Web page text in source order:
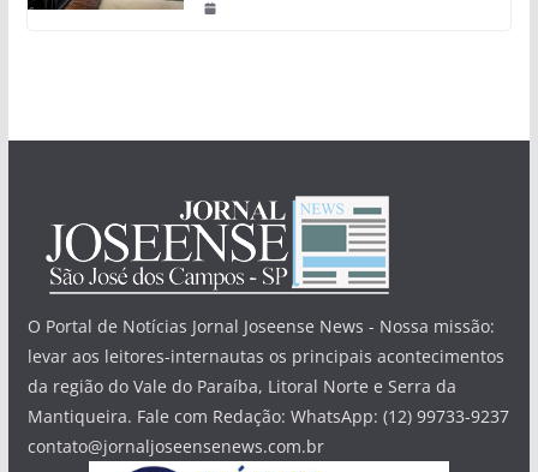
O Portal de Notícias Jornal Joseense News - Nossa missão:
levar aos leitores-internautas os principais acontecimentos
da região do Vale do Paraíba, Litoral Norte e Serra da
Mantiqueira. Fale com Redação: WhatsApp: (12) 99733-9237
contato@jornaljoseensenews.com.br